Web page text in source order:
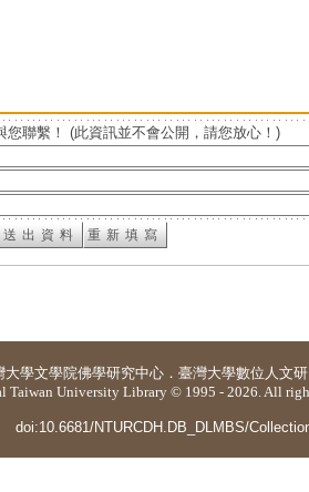
聯繫！ (此資訊並不會公開，請您放心！)
大學文學院佛學研究中心 ． 臺灣大學數位人文
Taiwan University Library © 1995 - 2026. All
doi:10.6681/NTURCDH.DB_DLMBS/